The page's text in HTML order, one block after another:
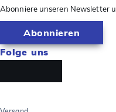
Abonniere unseren Newsletter
Abonnieren
Folge uns